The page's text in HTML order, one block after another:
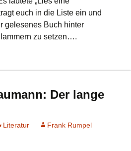
euch in die Liste ein und
gelesenes Buch hinter
zu setzen….
Der lange
Literatur
Frank Rumpel